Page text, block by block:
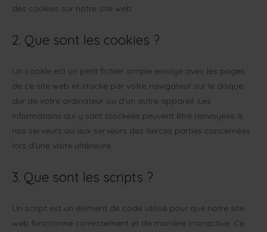
des cookies sur notre site web.
2. Que sont les cookies ?
Un cookie est un petit fichier simple envoyé avec les pages
de ce site web et stocké par votre navigateur sur le disque
dur de votre ordinateur ou d’un autre appareil. Les
informations qui y sont stockées peuvent être renvoyées à
nos serveurs ou aux serveurs des tierces parties concernées
lors d’une visite ultérieure.
3. Que sont les scripts ?
Un script est un élément de code utilisé pour que notre site
web fonctionne correctement et de manière interactive. Ce